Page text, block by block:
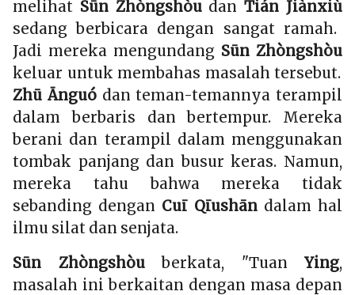
melihat Sūn ZhòngshòudanTián Jiànxiù
sedang berbicara dengan sangat ramah.
Jadi mereka mengundang Sūn Zhòngshòu
keluar untuk membahas masalah tersebut.
Zhū Ānguódan teman-temannya terampil
dalam berbaris dan bertempur. Mereka
berani dan terampil dalam menggunakan
tombak panjang dan busur keras. Namun,
mereka tahu bahwa mereka tidak
sebanding dengan Cuī Qīushāndalam hal
ilmu silat dan senjata.
Sūn Zhòngshòuberkata, "Tuan Ying,
masalah ini berkaitan dengan masa depan